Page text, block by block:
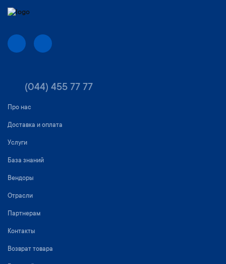
(044) 455 77 77
Про нас
Доставка и оплата
Услуги
База знаний
Вендоры
Отрасли
Партнерам
Контакты
Возврат товара